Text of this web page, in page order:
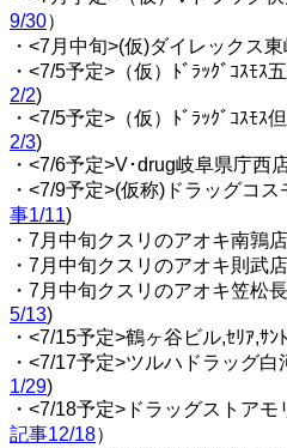
9/30）
・<7月中旬>(仮)ダイレックス
・<7/5予定>（仮）ﾄﾞﾗｯｸﾞｺｽﾓｽ
2/2)
・<7/5予定>（仮）ﾄﾞﾗｯｸﾞｺｽﾓｽ
2/3)
・<7/6予定>V･drug岐阜県庁西
・<7/9予定>(仮称)ドラッグコ
事1/11)
・7月中旬クスリのアオキ南鶉
・7月中旬クスリのアオキ則武
・7月中旬クスリのアオキ笠松
5/13)
・<7/15予定>鶴ヶ谷ビル,ｾﾘｱ,ｻﾝ
・<7/17予定>ツルハドラッグ
1/29)
・<7/18予定>ドラッグストア
記事12/18）